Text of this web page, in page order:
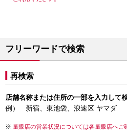
フリーワードで検索
再検索
店舗名称または住所の一部を入力して
例） 新宿、東池袋、浪速区 ヤマダ
量販店の営業状況については各量販店へご